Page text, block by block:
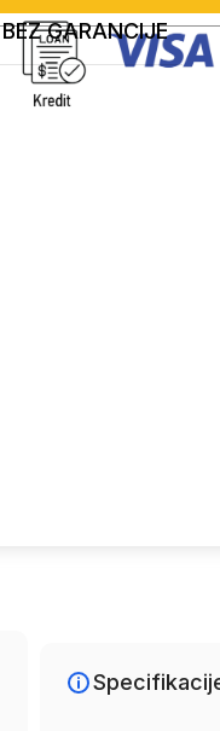
BEZ GARANCIJE